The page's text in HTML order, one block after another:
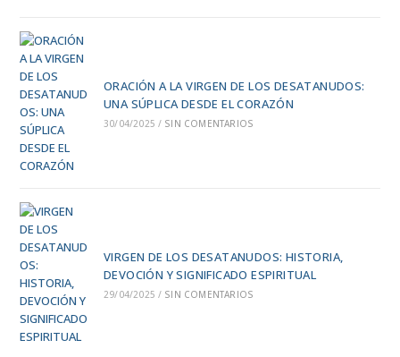
ORACIÓN A LA VIRGEN DE LOS DESATANUDOS:
UNA SÚPLICA DESDE EL CORAZÓN
30/04/2025 / SIN COMENTARIOS
VIRGEN DE LOS DESATANUDOS: HISTORIA,
DEVOCIÓN Y SIGNIFICADO ESPIRITUAL
29/04/2025 / SIN COMENTARIOS